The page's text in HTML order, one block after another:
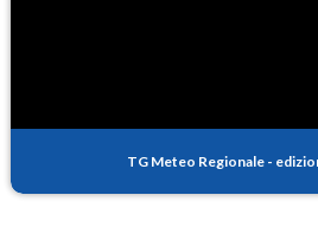
TG Meteo Regionale -